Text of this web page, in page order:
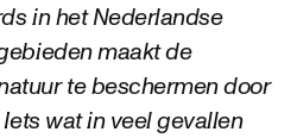
in het Nederlandse
maakt de
te beschermen door
wat in veel gevallen